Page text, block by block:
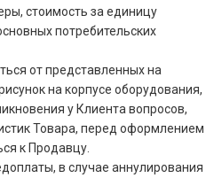
стоимость за единицу
потребительских
от представленных на
на корпусе оборудования,
у Клиента вопросов,
Товара, перед оформлением
к Продавцу.
в случае аннулирования